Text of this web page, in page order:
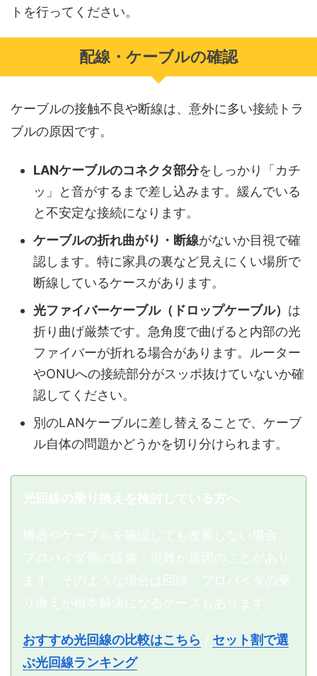
トを行ってください。
配線・ケーブルの確認
ケーブルの接触不良や断線は、意外に多い接続トラ
ブルの原因です。
LANケーブルのコネクタ部分をしっかり「カチ
ッ」と音がするまで差し込みます。緩んでいる
と不安定な接続になります。
ケーブルの折れ曲がり・断線がないか目視で確
認します。特に家具の裏など見えにくい場所で
断線しているケースがあります。
光ファイバーケーブル（ドロップケーブル） は
折り曲げ厳禁です。急角度で曲げると内部の光
ファイバーが折れる場合があります。ルーター
やONUへの接続部分がスッポ抜けていないか確
認してください。
別のLANケーブルに差し替えることで、ケーブ
ル自体の問題かどうかを切り分けられます。
おすすめ光回線の比較はこちら
セット割で選
ぶ光回線ランキング